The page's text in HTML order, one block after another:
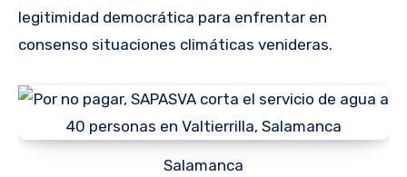
legitimidad democrática para enfrentar en
consenso situaciones climáticas venideras.
Salamanca